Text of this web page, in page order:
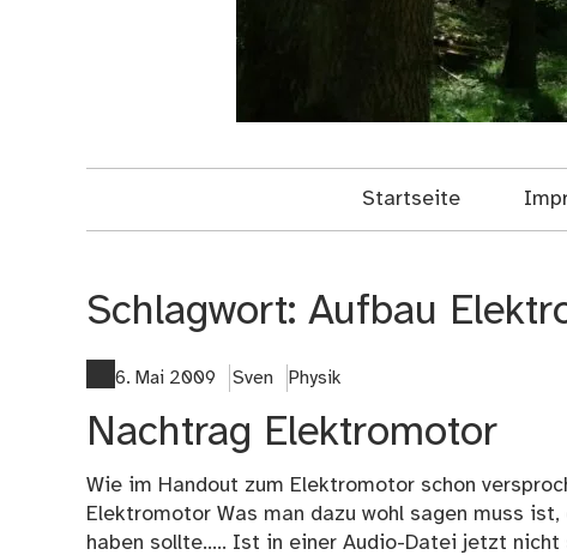
Startseite
Schlagwort: Aufbau
6. Mai 2009 Sven Physik
Nachtrag Elektromotor
Wie im Handout zum Elektromotor schon
Elektromotor Was man dazu wohl sagen muss
haben sollte..... Ist in einer Audio-Datei jetzt